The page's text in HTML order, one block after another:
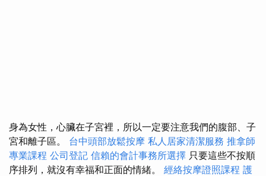
身為女性，心臟在子宮裡，所以一定要注意我們的腹部、子
宮和離子區。 台中頭部放鬆按摩 私人居家清潔服務 推拿師
專業課程 公司登記 信賴的會計事務所選擇 只要這些不按順
序排列，就沒有幸福和正面的情緒。 經絡按摩證照課程 護